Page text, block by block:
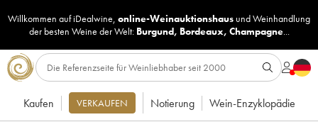
Willkommen auf iDealwine, online-Weinauktionshaus undWeinhandlung
der besten Weine der Welt: Burgund, Bordeaux, Champagne...
Kaufen VERKAUFEN Notierung Wein-Enzyklopädie